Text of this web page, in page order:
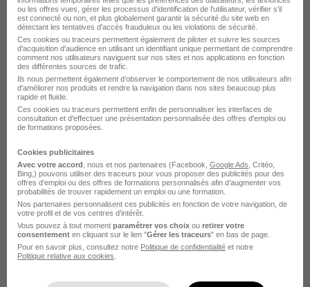
Garde d'Enfants à Domicile CDI Quaix-
En-Chartreuse H/F
O2
Quaix-en-Chartreuse - 38
12,31 - 12,52 € / heure
Voir l’offre
il y a 2 jours
ou les offres vues, gérer les processus d'identification de l'utilisateur, vérifier s'il
est connecté ou non, et plus globalement garantir la sécurité du site web en
détectant les tentatives d'accès frauduleux ou les violations de sécurité.
Ces cookies ou traceurs permettent également de piloter et suivre les sources
d'acquisition d'audience en utilisant un identifiant unique permettant de comprendre
comment nos utilisateurs naviguent sur nos sites et nos applications en fonction
des différentes sources de trafic.
Ils nous permettent également d’observer le comportement de nos utilisateurs afin
d'améliorer nos produits et rendre la navigation dans nos sites beaucoup plus
rapide et fluide.
Ces cookies ou traceurs permettent enfin de personnaliser les interfaces de
consultation et d'effectuer une présentation personnalisée des offres d'emploi ou
de formations proposées.
Cookies publicitaires
Avec votre accord , nous et nos partenaires (Facebook, Google Ads , Critéo,
Bing,) pouvons utiliser des traceurs pour vous proposer des publicités pour des
offres d’emploi ou des offres de formations personnalisés afin d’augmenter vos
probabilités de trouver rapidement un emploi ou une formation.
Nos partenaires personnalisent ces publicités en fonction de votre navigation, de
votre profil et de vos centres d’intérêt.
Vous pouvez à tout moment paramétrer vos choix ou retirer votre
consentement en cliquant sur le lien "Gérer les traceurs" en bas de page.
Pour en savoir plus, consultez notre Politique de confidentialité et notre
Politique relative aux cookies